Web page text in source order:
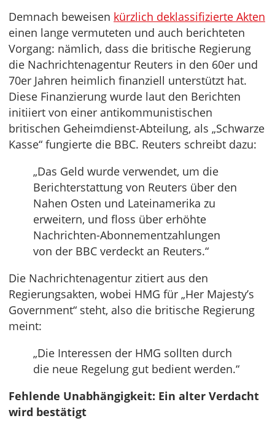
Demnach beweisen kürzlich deklassifizierte Akten
einen lange vermuteten und auch berichteten
Vorgang: nämlich, dass die britische Regierung
die Nachrichtenagentur Reuters in den 60er und
70er Jahren heimlich finanziell unterstützt hat.
Diese Finanzierung wurde laut den Berichten
initiiert von einer antikommunistischen
britischen Geheimdienst-Abteilung, als „Schwarze
Kasse“ fungierte die BBC. Reuters schreibt dazu:
„Das Geld wurde verwendet, um die
Berichterstattung von Reuters über den
Nahen Osten und Lateinamerika zu
erweitern, und floss über erhöhte
Nachrichten-Abonnementzahlungen
von der BBC verdeckt an Reuters.“
Die Nachrichtenagentur zitiert aus den
Regierungsakten, wobei HMG für „Her Majesty’s
Government“ steht, also die britische Regierung
meint:
„Die Interessen der HMG sollten durch
die neue Regelung gut bedient werden.“
Fehlende Unabhängigkeit: Ein alter Verdacht
wird bestätigt